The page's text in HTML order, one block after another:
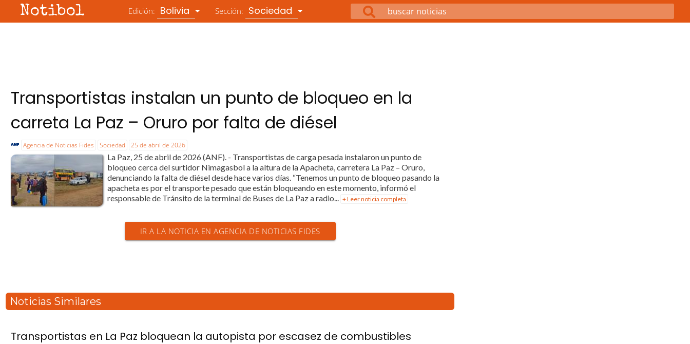
Notibol Edición: Bolivia Sección: Sociedad
Transportistas instalan un punto de bloqueo en la
carreta La Paz – Oruro por falta de diésel
Agencia de Noticias Fides Sociedad 25 de abril de 2026
La Paz, 25 de abril de 2026 (ANF). - Transportistas de carga pesada instalaron un punto de
bloqueo cerca del surtidor Nimagasbol a la altura de la Apacheta, carretera La Paz – Oruro,
denunciando la falta de diésel desde hace varios días. “Tenemos un punto de bloqueo pasando la
apacheta es por el transporte pesado que están bloqueando en este momento, informó el
responsable de Tránsito de la terminal de Buses de La Paz a radio... + Leer noticia completa
IR A LA NOTICIA EN AGENCIA DE NOTICIAS FIDES
Noticias Similares
Transportistas en La Paz bloquean la autopista por escasez de combustibles